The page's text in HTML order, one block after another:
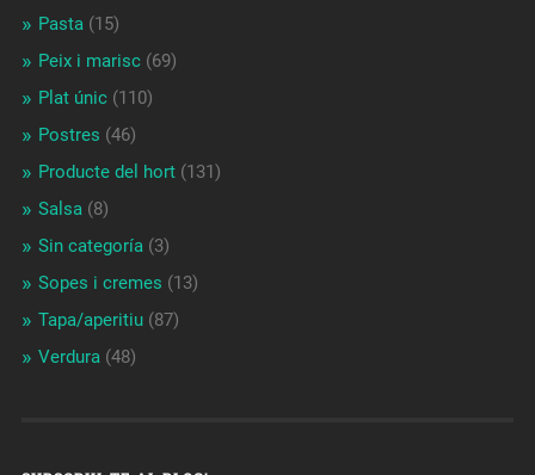
Pasta(15)
Peix i marisc(69)
Plat únic(110)
Postres (46)
Producte del hort(131)
Salsa(8)
Sin categoría(3)
Sopes i cremes (13)
Tapa/aperitiu(87)
Verdura(48)